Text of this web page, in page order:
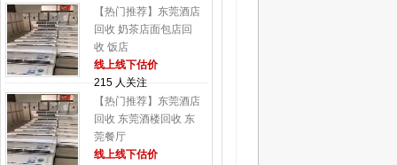
【热门推荐】东莞酒店
回收 奶茶店面包店回
收 饭店
线上线下估价
215 人关注
【热门推荐】东莞酒店
回收 东莞酒楼回收 东
莞餐厅
线上线下估价